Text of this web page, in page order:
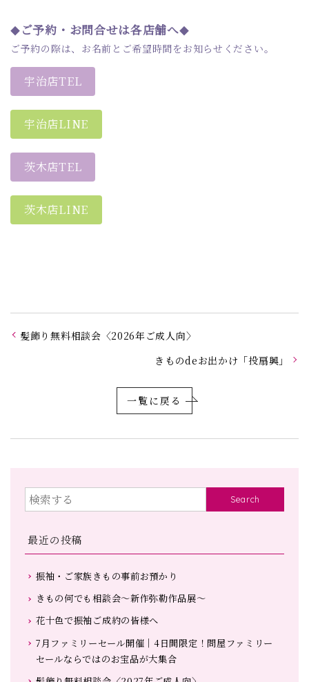
◆ ご予約・お問合せは各店舗へ◆
ご予約の際は、お名前とご希望時間をお知らせください。
宇治店TEL
宇治店LINE
茨木店TEL
茨木店LINE
髪飾り無料相談会〈2026年ご成人向〉
きものdeお出かけ「投扇興」
一覧に戻る
Search
最近の投稿
振袖・ご家族きもの事前お預かり
きもの何でも相談会～新作弥勒作品展～
花十色で振袖ご成約の皆様へ
7月ファミリーセール開催｜4日間限定！問屋ファミリー
セールならではのお宝品が大集合